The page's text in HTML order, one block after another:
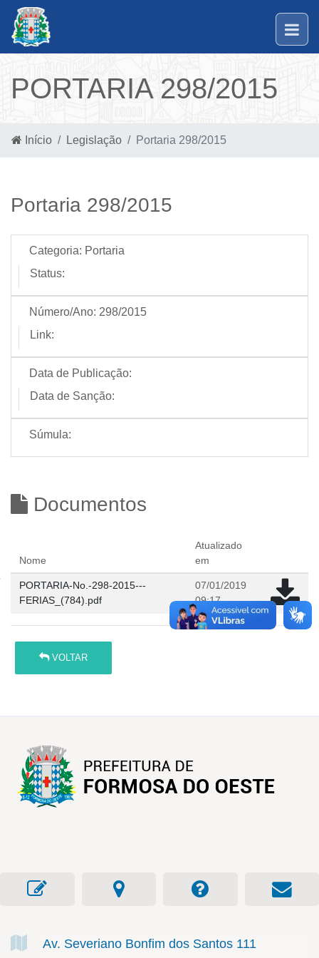
PORTARIA 298/2015
Início Legislação Portaria 298/2015
Portaria 298/2015
Categoria: Portaria
Status:
Número/Ano: 298/2015
Link:
Data de Publicação:
Data de Sanção:
Súmula:
Documentos
Nome
Atualizado
em
PORTARIA-No.-298-2015---
FERIAS_(784).pdf
07/01/2019
09:17
VOLTAR
Av. Severiano Bonfim dos Santos 111